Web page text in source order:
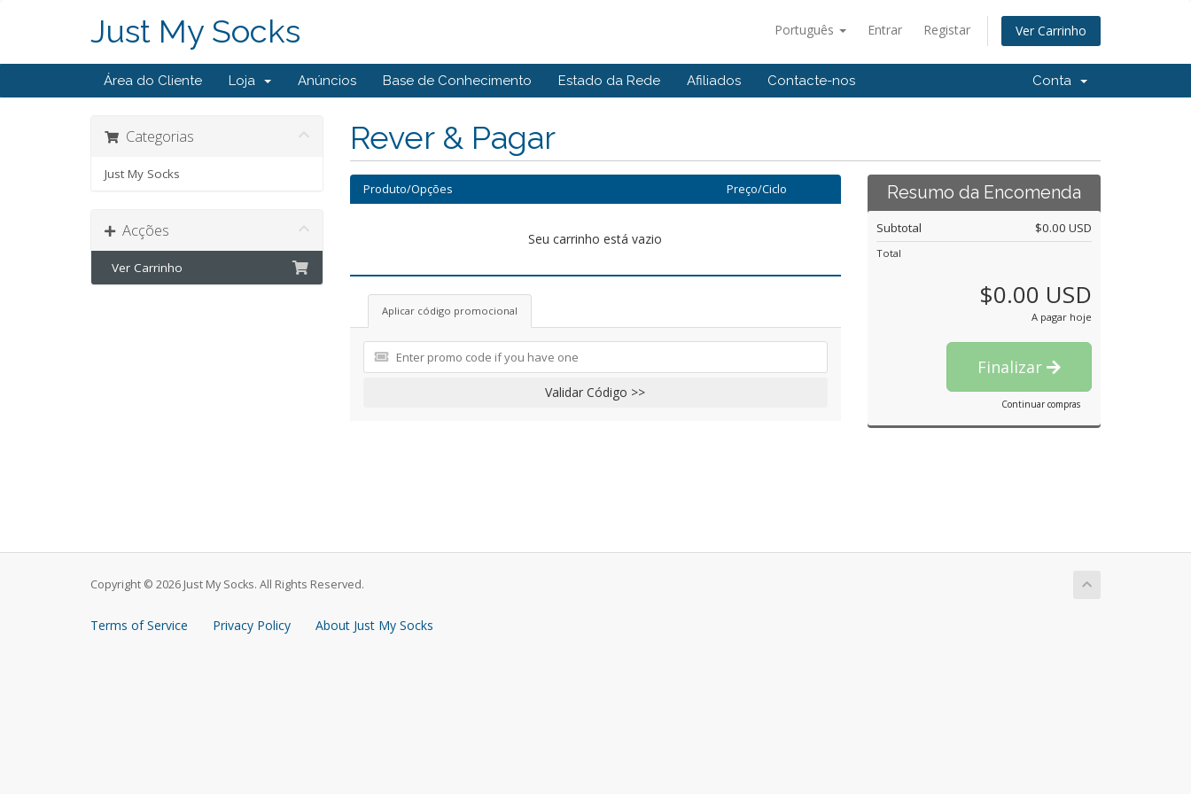
Português Entrar Registar Ver Carrinho
Just My Socks
Área do Cliente Loja Anúncios Base de Conhecimento Estado da Rede Afiliados Contacte-nos Conta
Rever & Pagar
Categorias
Just My Socks
Acções
Ver Carrinho
Produto/Opções Preço/Ciclo
Seu carrinho está vazio
Aplicar código promocional
Validar Código >>
Resumo da Encomenda
Subtotal $0.00 USD
Total
$0.00 USD
A pagar hoje
Finalizar
Continuar compras
Copyright © 2026 Just My Socks. All Rights Reserved.
Terms of Service Privacy Policy About Just My Socks